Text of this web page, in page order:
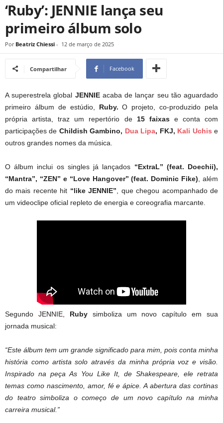
‘Ruby’: JENNIE lança seu
primeiro álbum solo
Por Beatriz Chiessi - 12 de março de 2025
Compartilhar Facebook
A superestrela global JENNIEacaba de lançar seu tão aguardado
primeiro álbum de estúdio, Ruby. O projeto, co-produzido pela
própria artista, traz um repertório de 15 faixase conta com
participações de Childish Gambino, Dua Lipa, FKJ, Kali Uchis e
outros grandes nomes da música.
O álbum inclui os singles já lançados “ExtraL” (feat. Doechii),
“Mantra”, “ZEN” e “Love Hangover” (feat. Dominic Fike) , além
do mais recente hit “like JENNIE” , que chegou acompanhado de
um videoclipe oficial repleto de energia e coreografia marcante.
Segundo JENNIE, Rubysimboliza um novo capítulo em sua
jornada musical:
“Este álbum tem um grande significado para mim, pois conta minha
história como artista solo através da minha própria voz e visão.
Inspirado na peça As You Like It, de Shakespeare, ele retrata
temas como nascimento, amor, fé e ápice. A abertura das cortinas
do teatro simboliza o começo de um novo capítulo na minha
carreira musical.”